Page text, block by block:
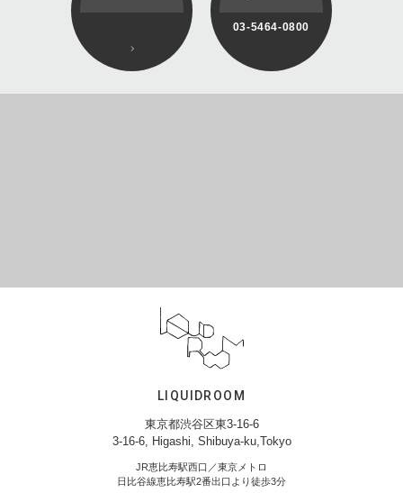
03-5464-0800
LIQUIDROOM
東京都渋谷区東3-16-6
3-16-6, Higashi, Shibuya-ku,Tokyo
JR恵比寿駅西口／東京メトロ
日比谷線恵比寿駅2番出口より徒歩3分